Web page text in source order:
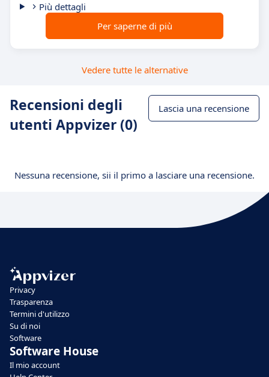
Più dettagli
Per saperne di più
Vedere tutte le alternative
Recensioni degli
utenti Appvizer (0)
Lascia una recensione
Nessuna recensione, sii il primo a lasciare una recensione.
Privacy
Trasparenza
Termini d'utilizzo
Su di noi
Software
Software House
Il mio account